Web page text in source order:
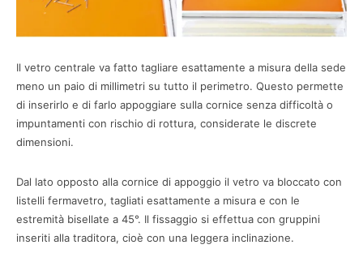
Il vetro centrale va fatto tagliare esattamente a misura della sede
meno un paio di millimetri su tutto il perimetro. Questo permette
di inserirlo e di farlo appoggiare sulla cornice senza difficoltà o
impuntamenti con rischio di rottura, considerate le discrete
dimensioni.
Dal lato opposto alla cornice di appoggio il vetro va bloccato con
listelli fermavetro, tagliati esattamente a misura e con le
estremità bisellate a 45°. Il fissaggio si effettua con gruppini
inseriti alla traditora, cioè con una leggera inclinazione.